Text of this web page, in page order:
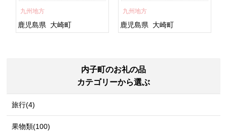
半島 A703
九州地方
鹿児島県 大崎町
県 大崎町 大隅半
島 A995G 【会員限定のお
礼の品】【うなぎ蒲焼 国
九州地方
鹿児島県 大崎町
内子町のお礼の品
カテゴリーから選ぶ
旅行(4)
果物類(100)